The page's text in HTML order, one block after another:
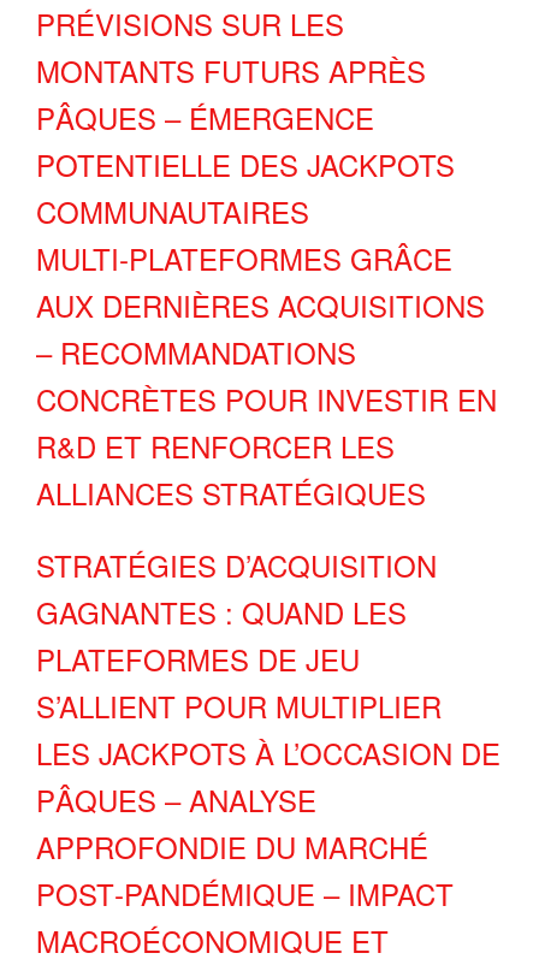
PRÉVISIONS SUR LES
MONTANTS FUTURS APRÈS
PÂQUES – ÉMERGENCE
POTENTIELLE DES JACKPOTS
COMMUNAUTAIRES
MULTI‑PLATEFORMES GRÂCE
AUX DERNIÈRES ACQUISITIONS
– RECOMMANDATIONS
CONCRÈTES POUR INVESTIR EN
R&D ET RENFORCER LES
ALLIANCES STRATÉGIQUES
STRATÉGIES D’ACQUISITION
GAGNANTES : QUAND LES
PLATEFORMES DE JEU
S’ALLIENT POUR MULTIPLIER
LES JACKPOTS À L’OCCASION DE
PÂQUES – ANALYSE
APPROFONDIE DU MARCHÉ
POST‑PANDÉMIQUE – IMPACT
MACROÉCONOMIQUE ET